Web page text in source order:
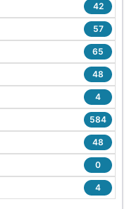
42
57
65
48
4
584
48
0
4